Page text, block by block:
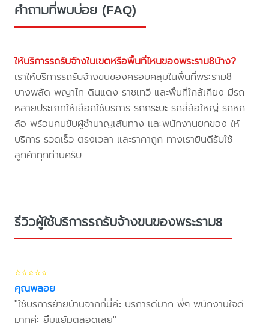
คำถามที่พบบ่อย (FAQ)
ให้บริการรถรับจ้างในเขตหรือพื้นที่ไหนของพระราม8บ้าง?
เราให้บริการรถรับจ้างขนของครอบคลุมในพื้นที่พระราม8
บางพลัด พญาไท ดินแดง ราชเทวี และพื้นที่ใกล้เคียง มีรถ
หลายประเภทให้เลือกใช้บริการ รถกระบะ รถสี่ล้อใหญ่ รถหก
ล้อ พร้อมคนขับผู้ชำนาญเส้นทาง และพนักงานยกของ ให้
บริการ รวดเร็ว ตรงเวลา และราคาถูก ทางเรายินดีรับใช้
ลูกค้าทุกท่านครับ
รีวิวผู้ใช้บริการรถรับจ้างขนของพระราม8
⭐⭐⭐⭐⭐
คุณพลอย
"ใช้บริการย้ายบ้านจากที่นี่ค่ะ บริการดีมาก พี่ๆ พนักงานใจดี
มากค่ะ ยิ้มแย้มตลอดเลย"